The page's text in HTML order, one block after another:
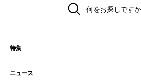
特集
ニュース
何をお探しですか